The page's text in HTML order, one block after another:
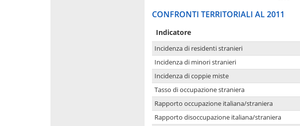
CONFRONTI TERRITORIALI AL 2011
Indicatore
Incidenza di residenti stranieri
Incidenza di minori stranieri
Incidenza di coppie miste
Tasso di occupazione straniera
Rapporto occupazione italiana/straniera
Rapporto disoccupazione italiana/straniera